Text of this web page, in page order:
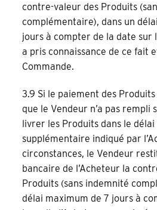
contre-valeur des Produits
complémentaire), dans un
jours à compter de la date sur
a pris connaissance de ce fait
Commande.
3.9 Si le paiement des
que le Vendeur n’a pas rempli
livrer les Produits dans le délai
supplémentaire indiqué par
circonstances, le Vendeur
bancaire de l’Acheteur la
Produits (sans indemnité
délai maximum de 7 jours à